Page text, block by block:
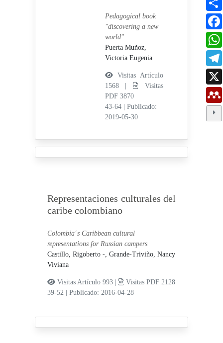
Pedagogical book
"discovering a new
world"
Puerta Muñoz,
Victoria Eugenia
Visitas Artículo
1568 |
Visitas
PDF 3870
43-64
Publicado:
2019-05-30
Representaciones culturales del
caribe colombiano
Colombia´s Caribbean cultural
representations for Russian campers
Castillo, Rigoberto -,Grande-Triviño, Nancy
Viviana
Visitas Artículo 993 |
Visitas PDF 2128
39-52
|Publicado: 2016-04-28